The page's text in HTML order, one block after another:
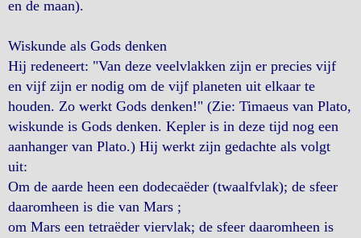
en de maan).
Wiskunde als Gods denken
Hij redeneert: "Van deze veelvlakken zijn er precies vijf
en vijf zijn er nodig om de vijf planeten uit elkaar te
houden. Zo werkt Gods denken!" (Zie: Timaeus van Plato,
wiskunde is Gods denken. Kepler is in deze tijd nog een
aanhanger van Plato.) Hij werkt zijn gedachte als volgt
uit:
Om de aarde heen een dodecaëder (twaalfvlak); de sfeer
daaromheen is die van Mars ;
om Mars een tetraëder viervlak; de sfeer daaromheen is